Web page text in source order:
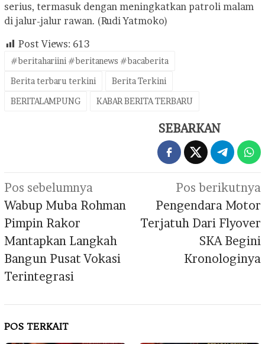
serius, termasuk dengan meningkatkan patroli malam
di jalur-jalur rawan. (Rudi Yatmoko)
Post Views: 613
#beritahariini #beritanews #bacaberita
Berita terbaru terkini
Berita Terkini
BERITALAMPUNG
KABAR BERITA TERBARU
SEBARKAN
Navigasi
pos
Pos sebelumnya
Wabup Muba Rohman
Pimpin Rakor
Mantapkan Langkah
Bangun Pusat Vokasi
Terintegrasi
Pos berikutnya
Pengendara Motor
Terjatuh Dari Flyover
SKA Begini
Kronologinya
POS TERKAIT